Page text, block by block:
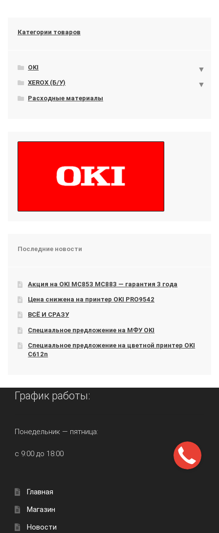
Категории товаров
OKI
XEROX (Б/У)
Расходные материалы
Последние новости
Акция на OKI МС853 МС883 — гарантия 3 года
Цена снижена на принтер OKI PRO9542
ВСЁ И СРАЗУ
Специальное предложение на МФУ OKI
Специальное предложение на цветной принтер OKI
C612n
График работы:
Понедельник — пятница:
с 9:00 до 18:00
Главная
Магазин
Новости